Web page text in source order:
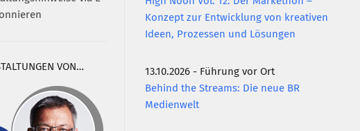
Konzept zur Entwicklung von kreativen
Ideen, Prozessen und Lösungen
13.10.2026 - Führung vor Ort
Behind the Streams: Die neue BR
Medienwelt
VON…